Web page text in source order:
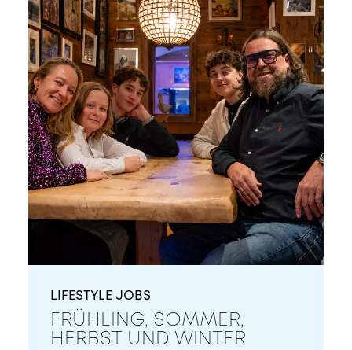
LIFESTYLE JOBS
FRÜHLING, SOMMER,
HERBST UND WINTER